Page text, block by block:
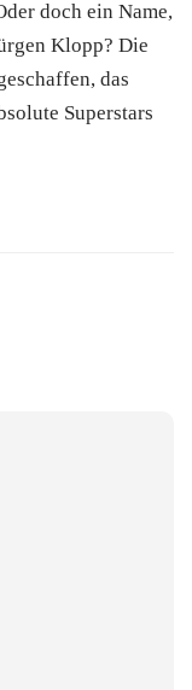
doch ein Name,
Klopp? Die
das
Superstars